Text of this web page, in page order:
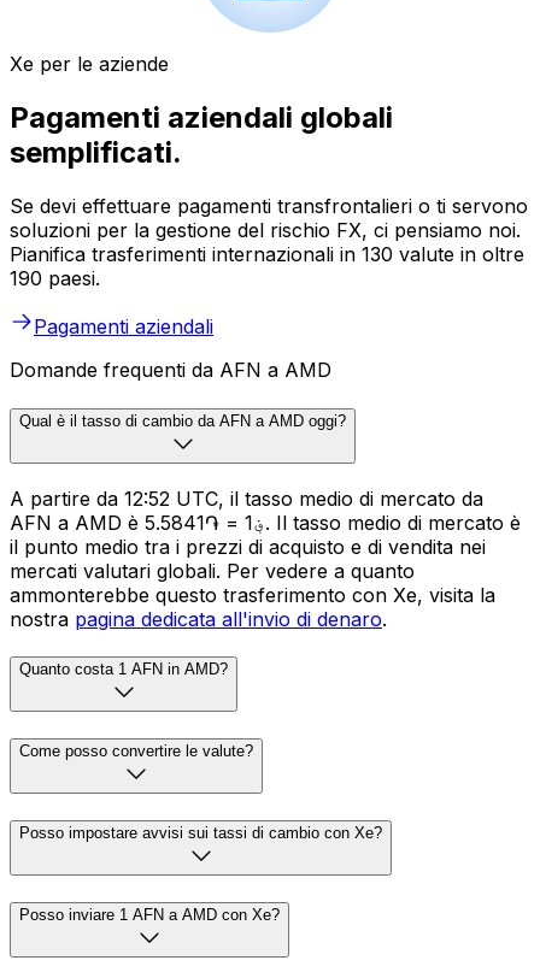
Xe per le aziende
Pagamenti aziendali globali
semplificati.
Se devi effettuare pagamenti transfrontalieri o ti servono
soluzioni per la gestione del rischio FX, ci pensiamo noi.
Pianifica trasferimenti internazionali in 130 valute in oltre
190 paesi.
Pagamenti aziendali
Domande frequenti da AFN a AMD
Qual è il tasso di cambio da AFN a AMD oggi?
A partire da 12:52 UTC, il tasso medio di mercato da
AFN a AMD è ؋1 = ֏5.5841. Il tasso medio di mercato è
il punto medio tra i prezzi di acquisto e di vendita nei
mercati valutari globali. Per vedere a quanto
ammonterebbe questo trasferimento con Xe, visita la
nostra pagina dedicata all'invio di denaro.
Quanto costa 1 AFN in AMD?
Come posso convertire le valute?
Posso impostare avvisi sui tassi di cambio con Xe?
Posso inviare 1 AFN a AMD con Xe?